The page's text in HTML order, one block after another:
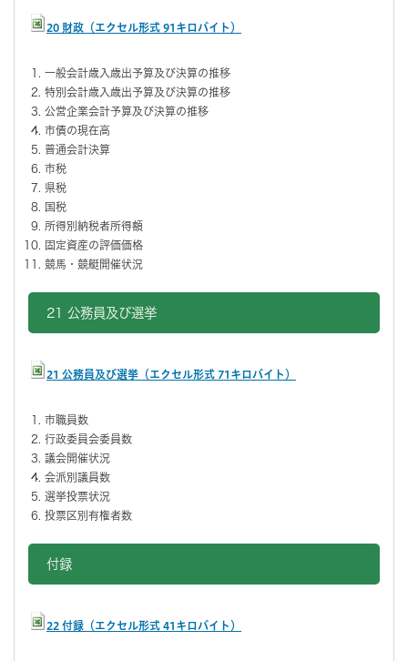
20 財政 （エクセル形式 91キロバイト）
一般会計歳入歳出予算及び決算の推移
特別会計歳入歳出予算及び決算の推移
公営企業会計予算及び決算の推移
市債の現在高
普通会計決算
市税
県税
国税
所得別納税者所得額
固定資産の評価価格
競馬・競艇開催状況
21 公務員及び選挙
21 公務員及び選挙（エクセル形式 71キロバイト）
市職員数
行政委員会委員数
議会開催状況
会派別議員数
選挙投票状況
投票区別有権者数
付録
22 付録（エクセル形式 41キロバイト）